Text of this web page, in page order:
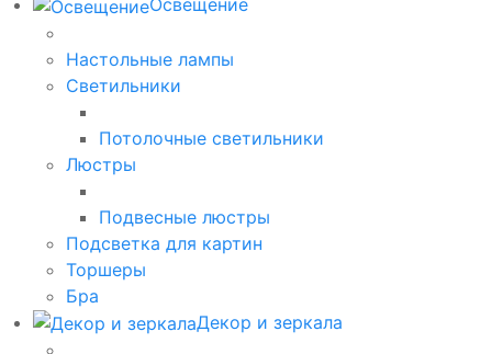
Освещение
Настольные лампы
Светильники
Потолочные светильники
Люстры
Подвесные люстры
Подсветка для картин
Торшеры
Бра
Декор и зеркала